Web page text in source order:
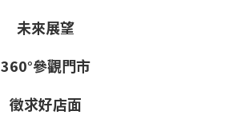
未來展望
360°參觀門市
徵求好店面